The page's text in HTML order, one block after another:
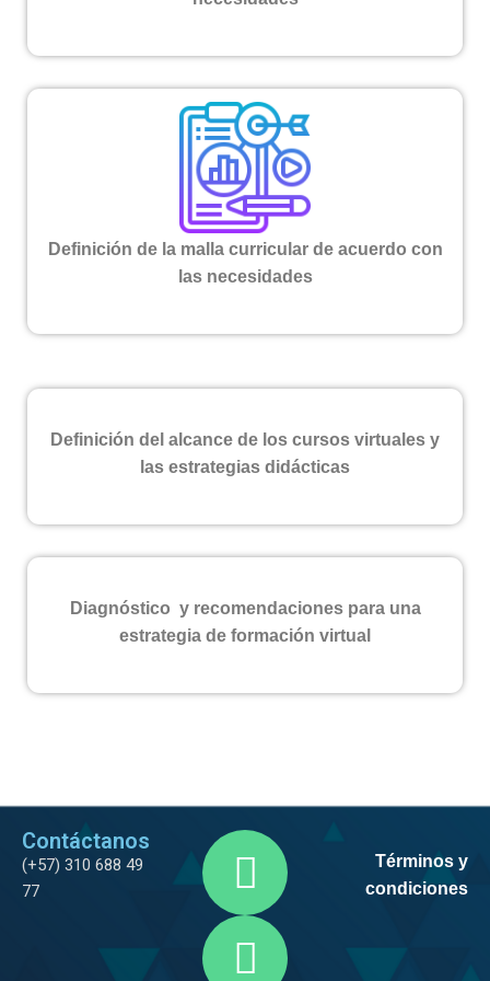
Definición de la malla curricular de acuerdo con
las necesidades
Definición del alcance de los cursos virtuales y
las estrategias didácticas
Diagnóstico y recomendaciones para una
estrategia de formación virtual
Contáctanos
(+57) 310 688 49
77
Términos y
condiciones